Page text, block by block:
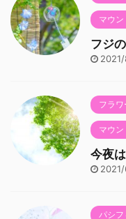
マウ
フジ
フラ
マウ
今夜
パシフ